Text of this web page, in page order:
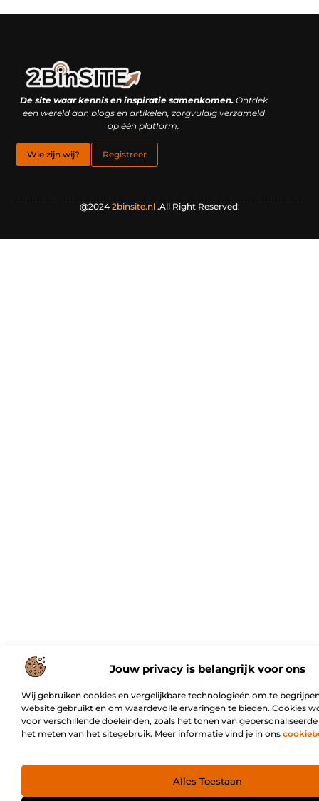
Jouw privacy is belangrijk voor ons
Wij gebruiken cookies en vergelijkbare technologieën om te
website gebruikt en om waardevolle ervaringen te bieden. Cookies
voor verschillende doeleinden, zoals het tonen van
het meten van het sitegebruik. Meer informatie vind je in ons
Alles Toestaan
De site waar kennis en inspiratie samenkomen.Ontdek
een wereld aan blogs en artikelen, zorgvuldig verzameld
op één platform.
Wie zijn wij? Registreer
@2024 2binsite.nl.All Right Reserved.